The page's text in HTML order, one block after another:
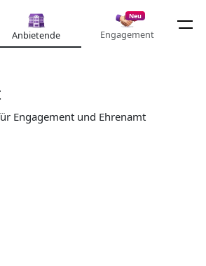
Anbietende
Neu
Engagement
Engagement und Ehrenamt